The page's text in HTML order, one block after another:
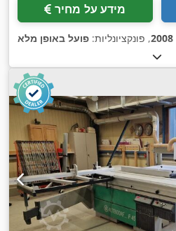
מידע על מחיר
2008, פונקציונליות: פועל באופן מלא